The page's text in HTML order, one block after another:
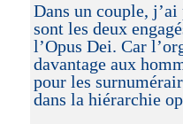
Dans un couple,
sont les deux
l’Opus Dei. Car
davantage aux
pour les
dans la hiérarchie